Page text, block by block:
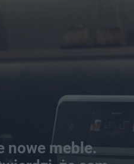
nowe meble.